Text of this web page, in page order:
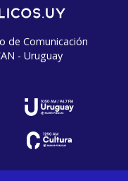
de Comunicación
- Uruguay